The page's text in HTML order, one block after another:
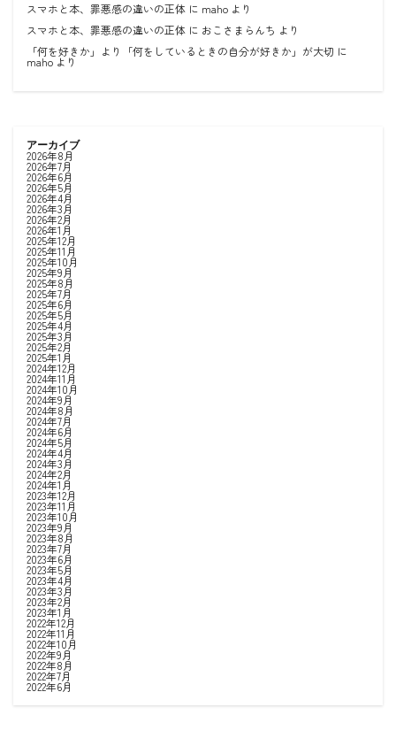
スマホと本、罪悪感の違いの正体 に maho より
スマホと本、罪悪感の違いの正体 に おこさまらんち より
「何を好きか」より「何をしているときの自分が好きか」が大切 に
mahoより
アーカイブ
2026年8月
2026年7月
2026年6月
2026年5月
2026年4月
2026年3月
2026年2月
2026年1月
2025年12月
2025年11月
2025年10月
2025年9月
2025年8月
2025年7月
2025年6月
2025年5月
2025年4月
2025年3月
2025年2月
2025年1月
2024年12月
2024年11月
2024年10月
2024年9月
2024年8月
2024年7月
2024年6月
2024年5月
2024年4月
2024年3月
2024年2月
2024年1月
2023年12月
2023年11月
2023年10月
2023年9月
2023年8月
2023年7月
2023年6月
2023年5月
2023年4月
2023年3月
2023年2月
2023年1月
2022年12月
2022年11月
2022年10月
2022年9月
2022年8月
2022年7月
2022年6月